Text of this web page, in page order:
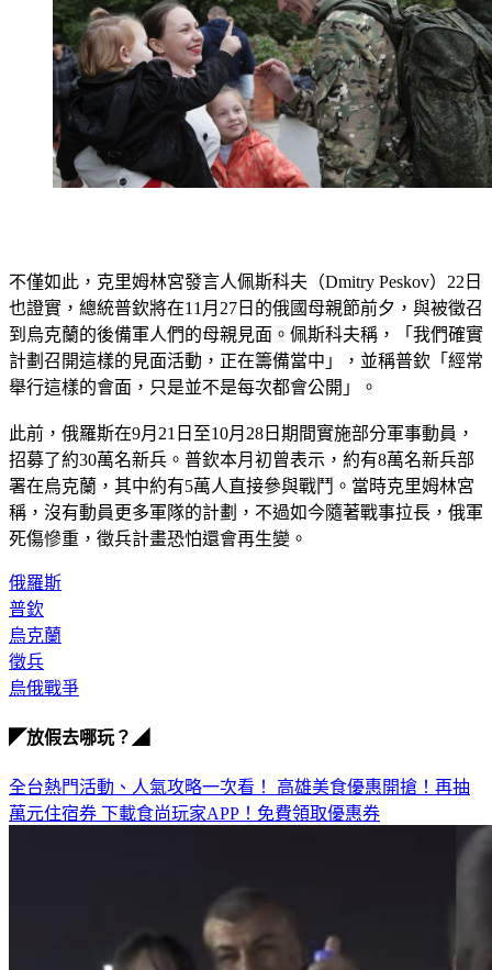
不僅如此，克里姆林宮發言人佩斯科夫（Dmitry Peskov）22日
也證實，總統普欽將在11月27日的俄國母親節前夕，與被徵召
到烏克蘭的後備軍人們的母親見面。佩斯科夫稱，「我們確實
計劃召開這樣的見面活動，正在籌備當中」，並稱普欽「經常
舉行這樣的會面，只是並不是每次都會公開」。
此前，俄羅斯在9月21日至10月28日期間實施部分軍事動員，
招募了約30萬名新兵。普欽本月初曾表示，約有8萬名新兵部
署在烏克蘭，其中約有5萬人直接參與戰鬥。當時克里姆林宮
稱，沒有動員更多軍隊的計劃，不過如今隨著戰事拉長，俄軍
死傷慘重，徵兵計畫恐怕還會再生變。
俄羅斯
普欽
烏克蘭
徵兵
烏俄戰爭
◤放假去哪玩？◢
全台熱門活動、人氣攻略一次看！ 高雄美食優惠開搶！再抽
萬元住宿券 下載食尚玩家APP！免費領取優惠券